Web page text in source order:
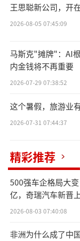
王思聪新公司，开
2026-08-05 07:45:09
马斯克"摊牌"：AI
内金钱将不再重要
2026-07-29 07:38:52
这个暑假，旅游业
2026-07-31 07:44:37
精彩推荐
500强车企格局大
亿，奇瑞汽车新晋
2026-08-03 07:40:08
非洲为什么成了中